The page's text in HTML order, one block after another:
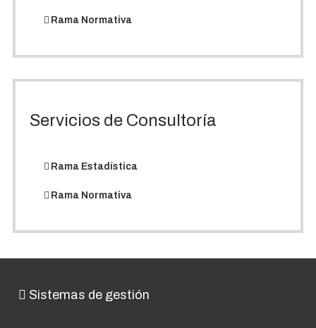
Rama Normativa
Servicios de Consultoría
Rama Estadística
Rama Normativa
Sistemas de gestión